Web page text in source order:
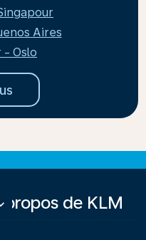
Aires
Oslo
propos de KLM